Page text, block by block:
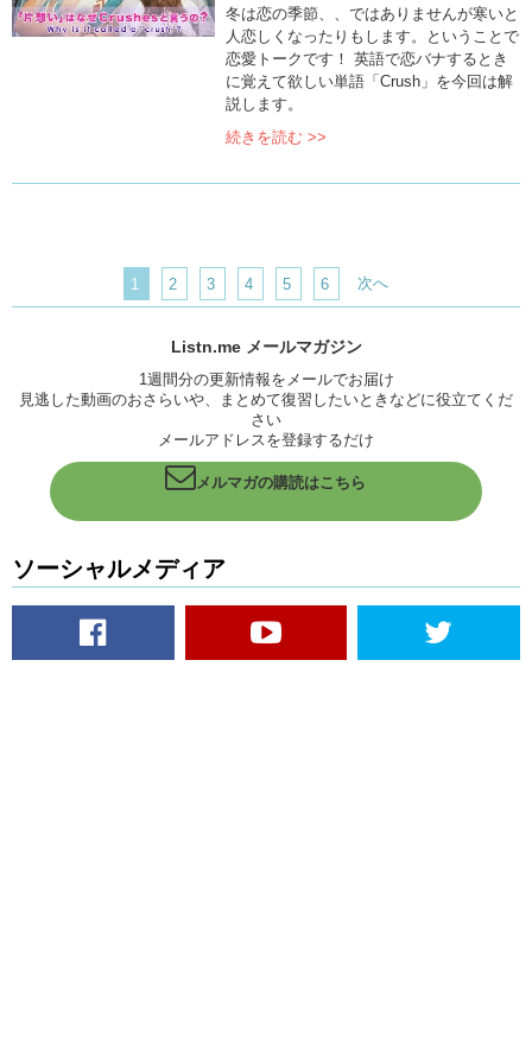
冬は恋の季節、、ではありませんが寒いと
人恋しくなったりもします。ということで
恋愛トークです！ 英語で恋バナするとき
に覚えて欲しい単語「Crush」を今回は解
説します。
続きを読む >>
1 2 3 4 5 6 次へ
Listn.me メールマガジン
1週間分の更新情報をメールでお届け
見逃した動画のおさらいや、まとめて復習したいときなどに役立てくだ
さい
メールアドレスを登録するだけ
メルマガの購読はこちら
ソーシャルメディア